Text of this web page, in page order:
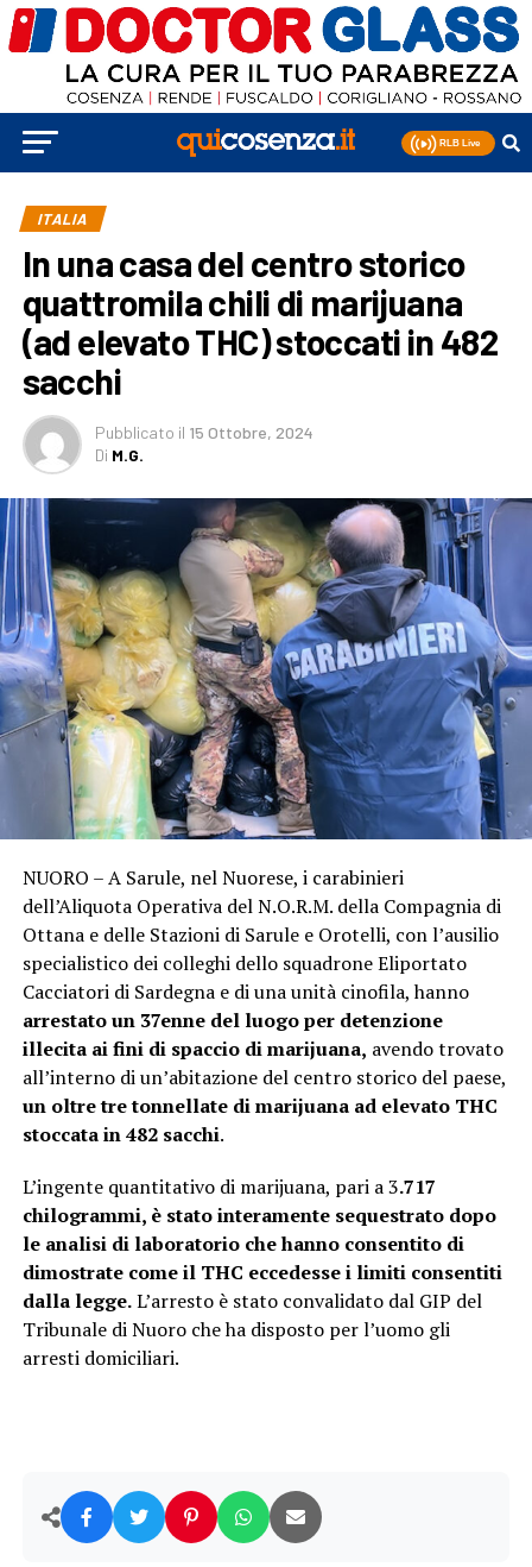
ITALIA
In una casa del centro storico
quattromila chili di marijuana
(ad elevato THC) stoccati in 482
sacchi
Pubblicato il 15 Ottobre, 2024
Di M.G.
NUORO – A Sarule, nel Nuorese, i carabinieri
dell’Aliquota Operativa del N.O.R.M. della Compagnia di
Ottana e delle Stazioni di Sarule e Orotelli, con l’ausilio
specialistico dei colleghi dello squadrone Eliportato
Cacciatori di Sardegna e di una unità cinofila, hanno
arrestato un 37enne del luogo per detenzione
illecita ai fini di spaccio di marijuana, avendo trovato
all’interno di un’abitazione del centro storico del paese,
un oltre tre tonnellate di marijuana ad elevato THC
stoccata in 482 sacchi.
L’ingente quantitativo di marijuana, pari a 3.717
chilogrammi, è stato interamente sequestrato dopo
le analisi di laboratorio che hanno consentito di
dimostrate come il THC eccedesse i limiti consentiti
dalla legge.L’arresto è stato convalidato dal GIP del
Tribunale di Nuoro che ha disposto per l’uomo gli
arresti domiciliari.